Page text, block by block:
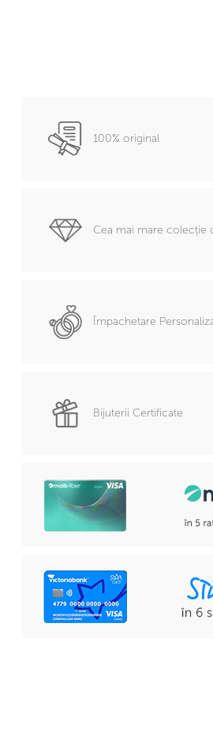
100% original
Cea mai mare colecție
Împachetare
Bijuterii Certificate